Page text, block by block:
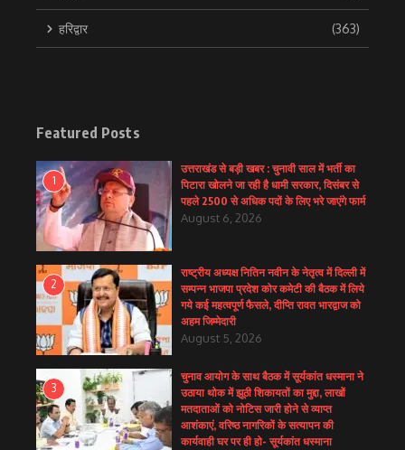
हरिद्वार (363)
Featured Posts
1
उत्तराखंड से बड़ी खबर : चुनावी साल में भर्ती का
पिटारा खोलने जा रही है धामी सरकार, दिसंबर से
पहले 2500 से अधिक पदों के लिए भरे जाएंगे फार्म
August 6, 2026
2
राष्ट्रीय अध्यक्ष नितिन नवीन के नेतृत्व में दिल्ली में
सम्पन्न भाजपा प्रदेश कोर कमेटी की बैठक में लिये
गये कई महत्वपूर्ण फैसले, दीप्ति रावत भारद्वाज को
अहम जिम्मेदारी
August 5, 2026
3
चुनाव आयोग के साथ बैठक में सूर्यकांत धस्माना ने
उठाया थोक में झूठी शिकायतों का मुद्दा, लाखों
मतदाताओं को नोटिस जारी होने से व्याप्त
आशंकाएं, वरिष्ठ नागरिकों के सत्यापन की
कार्यवाही घर पर ही हो- सूर्यकांत धस्माना